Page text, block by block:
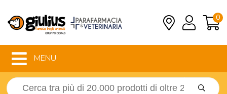
0
MENU